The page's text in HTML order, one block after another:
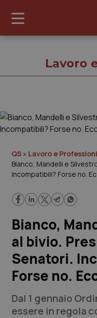
Governo e
Regioni e Asl
Lavoro e Professioni
Scienza e Farmaci
Studi e Analisi
Lettere al direttore
Lavoro
QS » Lavoro e Professioni
Bianco, Mandelli e
Incompatibili? Forse no.
Bianco,
al bivio.
Senatori.
Forse no.
Dal 1 gennaio
essere in regola